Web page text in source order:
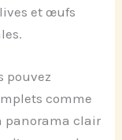
et œufs
pouvez
comme
panorama clair